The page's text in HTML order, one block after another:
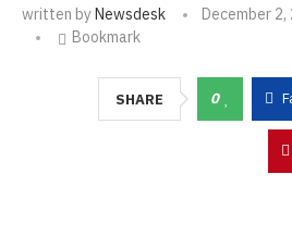
written byNewsdesk December 2,
Bookmark
SHARE 0